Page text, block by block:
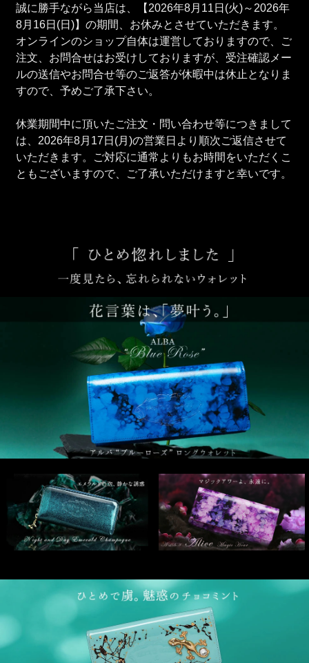
誠に勝手ながら当店は、【2026年8月11日(火)～2026年
8月16日(日)】の期間、お休みとさせていただきます。
オンラインのショップ自体は運営しておりますので、ご
注文、お問合せはお受けしておりますが、受注確認メー
ルの送信やお問合せ等のご返答が休暇中は休止となりま
すので、予めご了承下さい。
休業期間中に頂いたご注文・問い合わせ等につきまして
は、2026年8月17日(月)の営業日より順次ご返信させて
いただきます。ご対応に通常よりもお時間をいただくこ
ともございますので、ご了承いただけますと幸いです。